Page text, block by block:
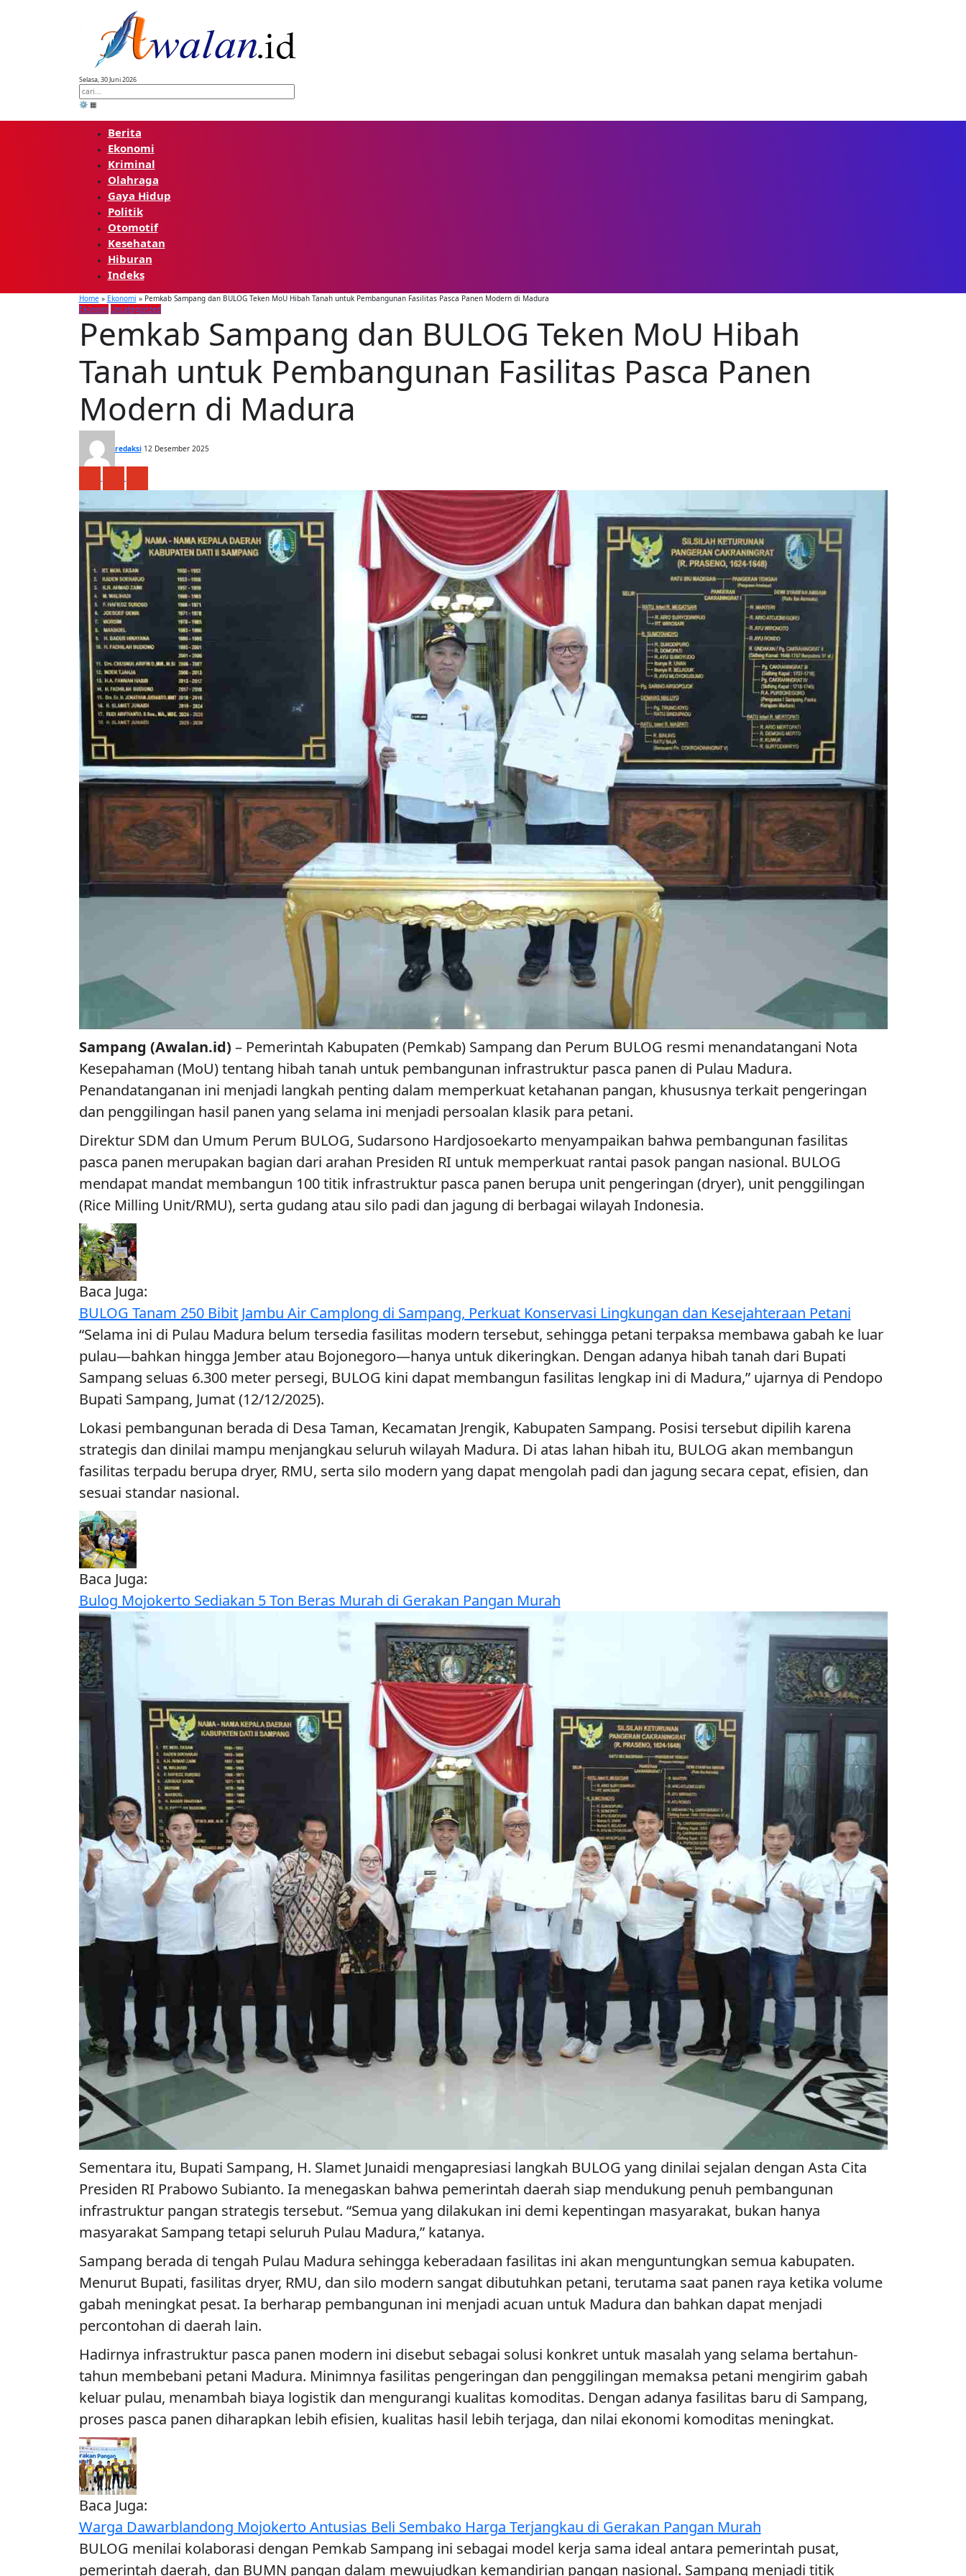
Selasa, 30 Juni 2026
⚙️ ▦
Berita
Ekonomi
Kriminal
Olahraga
Gaya Hidup
Politik
Otomotif
Kesehatan
Hiburan
Indeks
Home» Ekonomi » Pemkab Sampang dan BULOG Teken MoU Hibah Tanah untuk Pembangunan Fasilitas Pasca Panen Modern di Madura
Ekonomi Uncategorized
Pemkab Sampang dan BULOG Teken MoU Hibah
Tanah untuk Pembangunan Fasilitas Pasca Panen
Modern di Madura
redaksi 12 Desember 2025
Sampang (Awalan.id) – Pemerintah Kabupaten (Pemkab) Sampang dan Perum BULOG resmi menandatangani Nota
Kesepahaman (MoU) tentang hibah tanah untuk pembangunan infrastruktur pasca panen di Pulau Madura.
Penandatanganan ini menjadi langkah penting dalam memperkuat ketahanan pangan, khususnya terkait pengeringan
dan penggilingan hasil panen yang selama ini menjadi persoalan klasik para petani.
Direktur SDM dan Umum Perum BULOG, Sudarsono Hardjosoekarto menyampaikan bahwa pembangunan fasilitas
pasca panen merupakan bagian dari arahan Presiden RI untuk memperkuat rantai pasok pangan nasional. BULOG
mendapat mandat membangun 100 titik infrastruktur pasca panen berupa unit pengeringan (dryer), unit penggilingan
(Rice Milling Unit/RMU), serta gudang atau silo padi dan jagung di berbagai wilayah Indonesia.
Baca Juga:
BULOG Tanam 250 Bibit Jambu Air Camplong di Sampang, Perkuat Konservasi Lingkungan dan Kesejahteraan Petani
“Selama ini di Pulau Madura belum tersedia fasilitas modern tersebut, sehingga petani terpaksa membawa gabah ke luar
pulau—bahkan hingga Jember atau Bojonegoro—hanya untuk dikeringkan. Dengan adanya hibah tanah dari Bupati
Sampang seluas 6.300 meter persegi, BULOG kini dapat membangun fasilitas lengkap ini di Madura,” ujarnya di Pendopo
Bupati Sampang, Jumat (12/12/2025).
Lokasi pembangunan berada di Desa Taman, Kecamatan Jrengik, Kabupaten Sampang. Posisi tersebut dipilih karena
strategis dan dinilai mampu menjangkau seluruh wilayah Madura. Di atas lahan hibah itu, BULOG akan membangun
fasilitas terpadu berupa dryer, RMU, serta silo modern yang dapat mengolah padi dan jagung secara cepat, efisien, dan
sesuai standar nasional.
Baca Juga:
Bulog Mojokerto Sediakan 5 Ton Beras Murah di Gerakan Pangan Murah
Sementara itu, Bupati Sampang, H. Slamet Junaidi mengapresiasi langkah BULOG yang dinilai sejalan dengan Asta Cita
Presiden RI Prabowo Subianto. Ia menegaskan bahwa pemerintah daerah siap mendukung penuh pembangunan
infrastruktur pangan strategis tersebut. “Semua yang dilakukan ini demi kepentingan masyarakat, bukan hanya
masyarakat Sampang tetapi seluruh Pulau Madura,” katanya.
Sampang berada di tengah Pulau Madura sehingga keberadaan fasilitas ini akan menguntungkan semua kabupaten.
Menurut Bupati, fasilitas dryer, RMU, dan silo modern sangat dibutuhkan petani, terutama saat panen raya ketika volume
gabah meningkat pesat. Ia berharap pembangunan ini menjadi acuan untuk Madura dan bahkan dapat menjadi
percontohan di daerah lain.
Hadirnya infrastruktur pasca panen modern ini disebut sebagai solusi konkret untuk masalah yang selama bertahun-
tahun membebani petani Madura. Minimnya fasilitas pengeringan dan penggilingan memaksa petani mengirim gabah
keluar pulau, menambah biaya logistik dan mengurangi kualitas komoditas. Dengan adanya fasilitas baru di Sampang,
proses pasca panen diharapkan lebih efisien, kualitas hasil lebih terjaga, dan nilai ekonomi komoditas meningkat.
Baca Juga:
Warga Dawarblandong Mojokerto Antusias Beli Sembako Harga Terjangkau di Gerakan Pangan Murah
BULOG menilai kolaborasi dengan Pemkab Sampang ini sebagai model kerja sama ideal antara pemerintah pusat,
pemerintah daerah, dan BUMN pangan dalam mewujudkan kemandirian pangan nasional. Sampang menjadi titik